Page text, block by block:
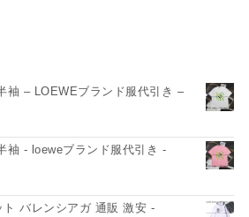
袖 – LOEWEブランド服代引き –
袖 - loeweブランド服代引き -
ト バレンシアガ 通販 激安 -